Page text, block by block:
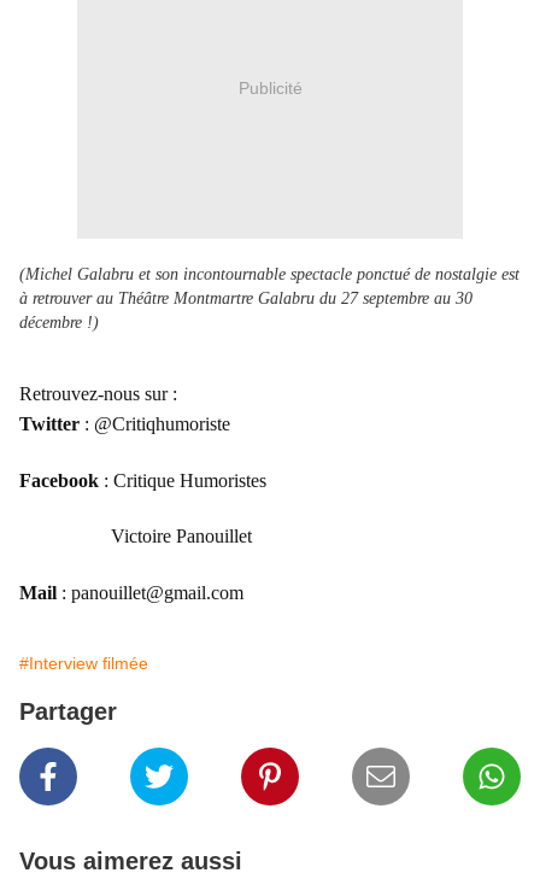
Publicité
(Michel Galabru et son incontournable spectacle ponctué de nostalgie est
à retrouver au Théâtre Montmartre Galabru du 27 septembre au 30
décembre !)
Retrouvez-nous sur :
Twitter : @Critiqhumoriste
Facebook : Critique Humoristes
Victoire Panouillet
Mail : panouillet@gmail.com
#Interview filmée
Partager
Vous aimerez aussi